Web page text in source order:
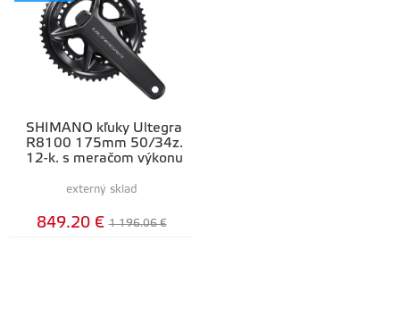
SHIMANO kľuky Ultegra
R8100 175mm 50/34z.
12-k. s meračom výkonu
externý sklad
849.20 € 1 196.06 €